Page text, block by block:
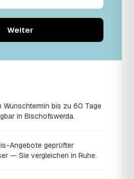
Weiter
Wunschtermin bis zu 60 Tage
in Bischofswerda.
Angebote geprüfter
— Sie vergleichen in Ruhe.